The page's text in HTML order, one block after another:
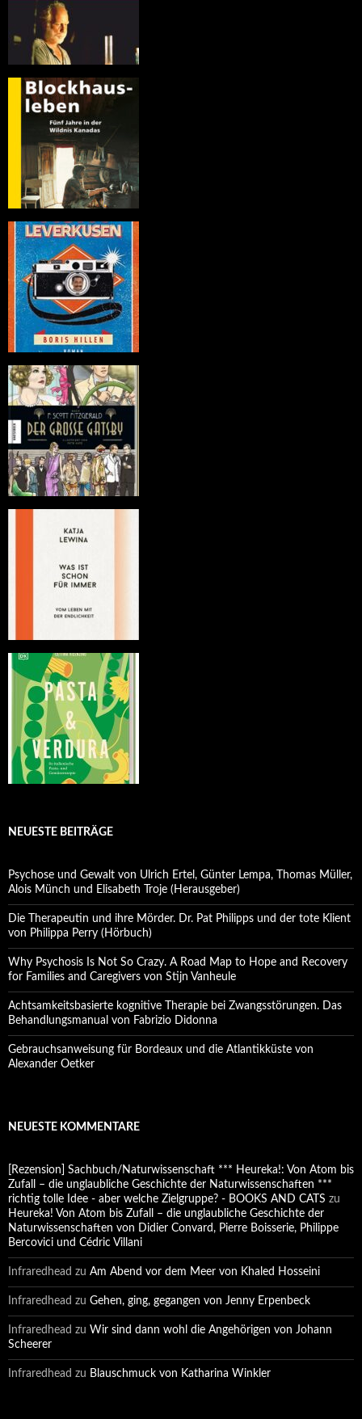
NEUESTE BEITRÄGE
Psychose und Gewalt von Ulrich Ertel, Günter Lempa, Thomas Müller,
Alois Münch und Elisabeth Troje (Herausgeber)
Die Therapeutin und ihre Mörder. Dr. Pat Philipps und der tote Klient
von Philippa Perry (Hörbuch)
Why Psychosis Is Not So Crazy. A Road Map to Hope and Recovery
for Families and Caregivers von Stijn Vanheule
Achtsamkeitsbasierte kognitive Therapie bei Zwangsstörungen. Das
Behandlungsmanual von Fabrizio Didonna
Gebrauchsanweisung für Bordeaux und die Atlantikküste von
Alexander Oetker
NEUESTE KOMMENTARE
[Rezension] Sachbuch/Naturwissenschaft *** Heureka!: Von Atom bis
Zufall – die unglaubliche Geschichte der Naturwissenschaften ***
richtig tolle Idee - aber welche Zielgruppe? - BOOKS AND CATS zu
Heureka! Von Atom bis Zufall – die unglaubliche Geschichte der
Naturwissenschaften von Didier Convard, Pierre Boisserie, Philippe
Bercovici und Cédric Villani
Infraredhead zu Am Abend vor dem Meer von Khaled Hosseini
Infraredhead zu Gehen, ging, gegangen von Jenny Erpenbeck
Infraredhead zu Wir sind dann wohl die Angehörigen von Johann
Scheerer
Infraredhead zu Blauschmuck von Katharina Winkler